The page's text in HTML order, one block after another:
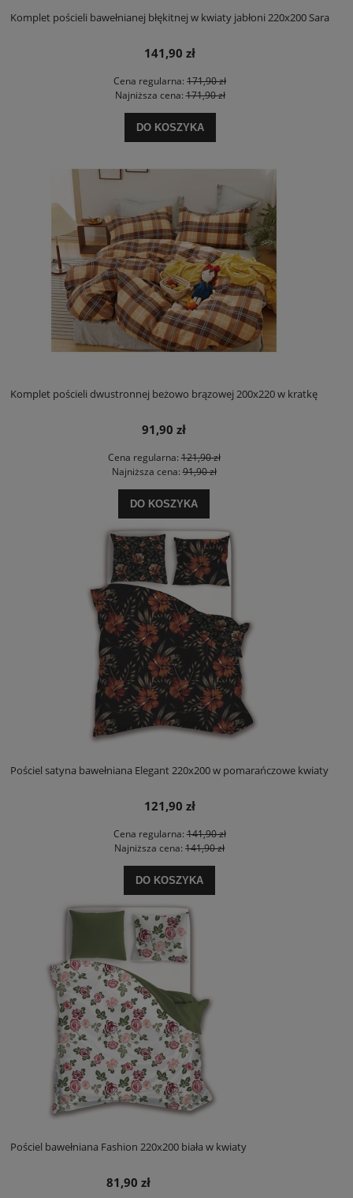
Komplet pościeli bawełnianej błękitnej w kwiaty jabłoni 220x200 Sara
141,90 zł
Cena regularna: 171,90 zł
Najniższa cena:171,90 zł
DO KOSZYKA
Komplet pościeli dwustronnej beżowo brązowej 200x220 w kratkę
91,90 zł
Cena regularna:121,90 zł
Najniższa cena:91,90 zł
DO KOSZYKA
Pościel satyna bawełniana Elegant 220x200 w pomarańczowe kwiaty
121,90 zł
Cena regularna:141,90 zł
Najniższa cena: 141,90 zł
DO KOSZYKA
Pościel bawełniana Fashion 220x200 biała w kwiaty
81,90 zł